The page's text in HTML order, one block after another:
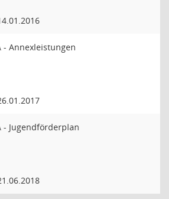
- Annexleistungen
- Jugendförderplan